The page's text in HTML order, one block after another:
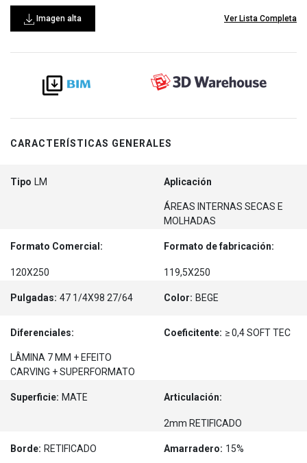
Imagen alta Ver Lista Completa
CARACTERÍSTICAS GENERALES
Tipo LM Aplicación
ÁREAS INTERNAS SECAS E
MOLHADAS
Formato Comercial:
120X250
Formato de fabricación:
119,5X250
Pulgadas: 47 1/4X98 27/64 Color: BEGE
Diferenciales:
LÂMINA 7 MM + EFEITO
CARVING + SUPERFORMATO
Coeficitente: ≥ 0,4 SOFT TEC
Superficie: MATE Articulación:
2mm RETIFICADO
Borde: RETIFICADO Amarradero: 15%